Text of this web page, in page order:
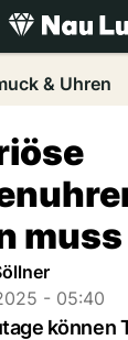
& Uhren
muss
- 05:40
können